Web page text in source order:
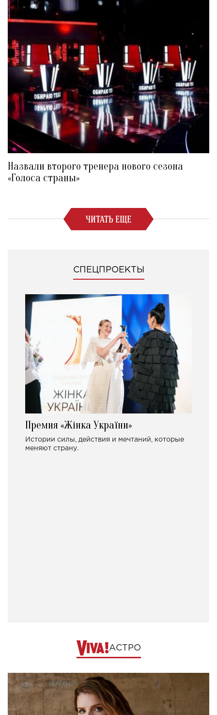
Назвали второго тренера нового сезона
«Голоса страны»
ЧИТАТЬ ЕЩЕ
СПЕЦПРОЕКТЫ
Премия «Жінка України»
Истории силы, действия и мечтаний, которые
меняют страну.
АСТРО